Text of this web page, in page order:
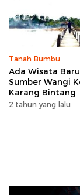
Tanah Bumbu
Ada Wisata
Sumber Wangi
Karang Bintang
2 tahun yang lalu